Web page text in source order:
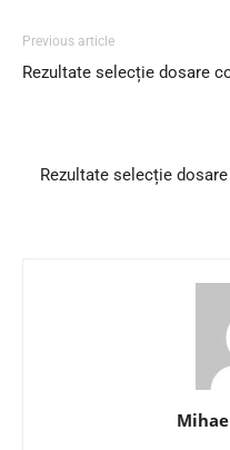
Previous article
Rezultate selecție dosare
Rezultate selecție